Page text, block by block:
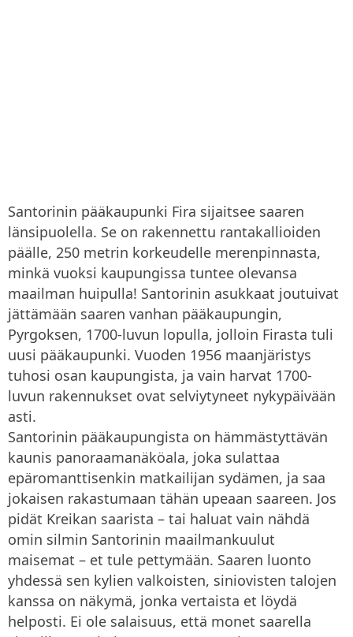
Santorinin pääkaupunki Fira sijaitsee saaren
länsipuolella. Se on rakennettu rantakallioiden
päälle, 250 metrin korkeudelle merenpinnasta,
minkä vuoksi kaupungissa tuntee olevansa
maailman huipulla! Santorinin asukkaat joutuivat
jättämään saaren vanhan pääkaupungin,
Pyrgoksen, 1700-luvun lopulla, jolloin Firasta tuli
uusi pääkaupunki. Vuoden 1956 maanjäristys
tuhosi osan kaupungista, ja vain harvat 1700-
luvun rakennukset ovat selviytyneet nykypäivään
asti.
Santorinin pääkaupungista on hämmästyttävän
kaunis panoraamanäköala, joka sulattaa
epäromanttisenkin matkailijan sydämen, ja saa
jokaisen rakastumaan tähän upeaan saareen. Jos
pidät Kreikan saarista – tai haluat vain nähdä
omin silmin Santorinin maailmankuulut
maisemat – et tule pettymään. Saaren luonto
yhdessä sen kylien valkoisten, siniovisten talojen
kanssa on näkymä, jonka vertaista et löydä
helposti. Ei ole salaisuus, että monet saarella